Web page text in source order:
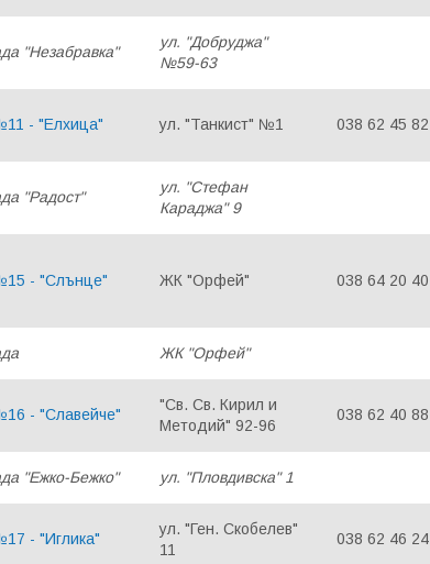
"Незабравка"
ул. "Добруджа"
№59-63
- "Елхица" ул. "Танкист" №1 038 62 45 82
"Радост"
ул. "Стефан
Караджа" 9
- "Слънце" ЖК "Орфей" 038 64 20 40
ЖК "Орфей"
- "Славейче"
"Св. Св. Кирил и
Методий" 92-96
038 62 40 88
"Ежко-Бежко" ул. "Пловдивска" 1
- "Иглика"
ул. "Ген. Скобелев"
11
038 62 46 24